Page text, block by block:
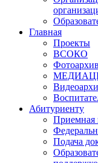
Главная
Проекты
ВСОКО
Фотоархив
Абитуриенту
Приемная
Подача